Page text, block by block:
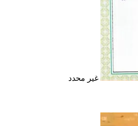
غير محدد